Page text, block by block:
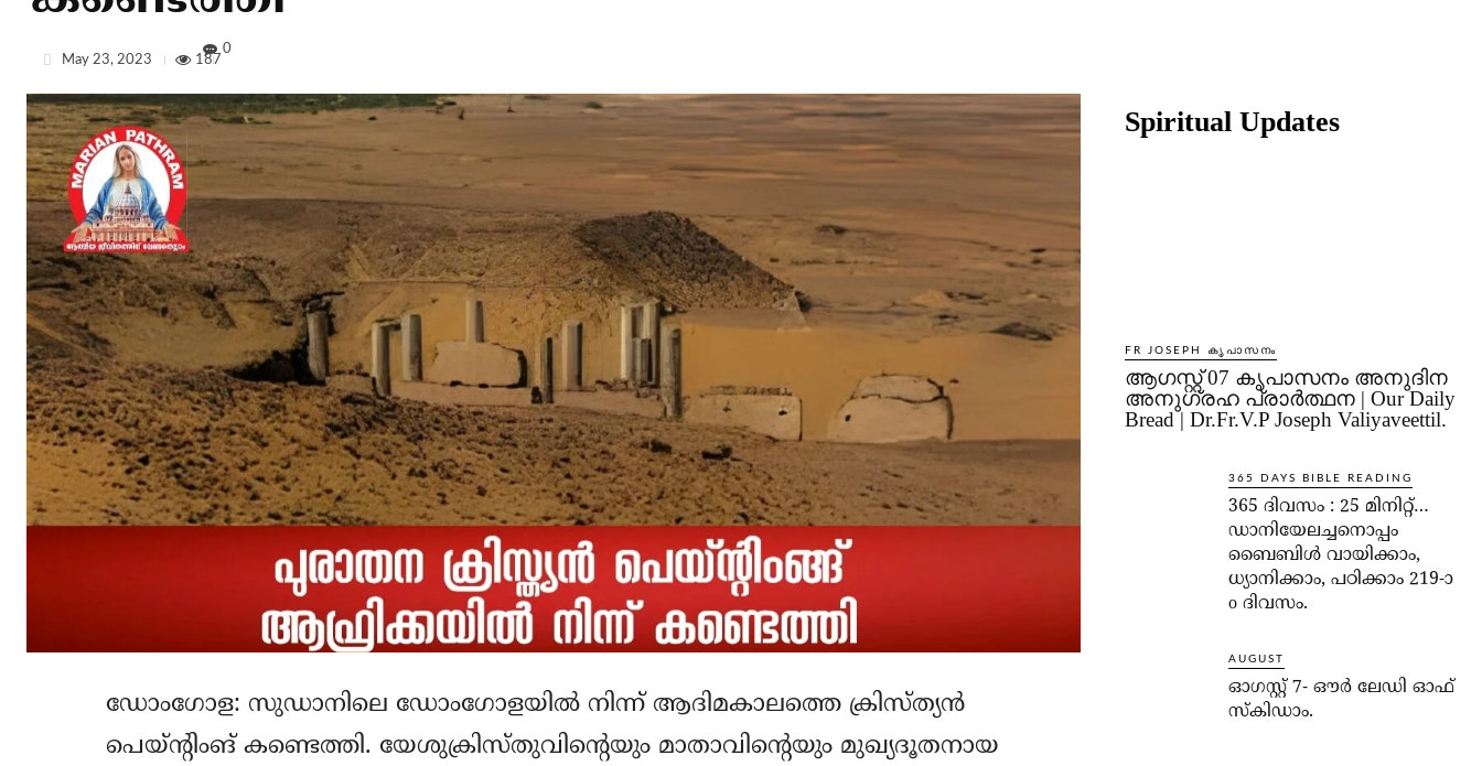
May 23, 2023 187
0
ഡോംഗോള: സുഡാനിലെ ഡോംഗോളയില്‍ നിന്ന് ആദിമകാലത്തെ ക്രിസ്ത്യന്‍
പെയ്ന്റിംങ് കണ്ടെത്തി. യേശുക്രിസ്തുവിന്റെയും മാതാവിന്റെയും മുഖ്യദൂതനായ
Spiritual Updates
FR JOSEPH കൃപാസനം
ആഗസ്റ്റ് 07 കൃപാസനം അനുദിന
അനുഗ്രഹ പ്രാർത്ഥന | Our Daily
Bread | Dr.Fr.V.P Joseph Valiyaveettil.
365 DAYS BIBLE READING
365 ദിവസം : 25 മിനിറ്റ്…
ഡാനിയേലച്ചനൊപ്പം
ബൈബിൾ വായിക്കാം,
ധ്യാനിക്കാം, പഠിക്കാം 219-ാ
o ദിവസം.
AUGUST
ഓഗസ്റ്റ് 7- ഔര്‍ ലേഡി ഓഫ്
സ്‌കിഡാം.